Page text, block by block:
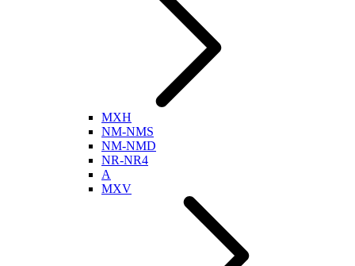
MXH
NM-NMS
NM-NMD
NR-NR4
A
MXV